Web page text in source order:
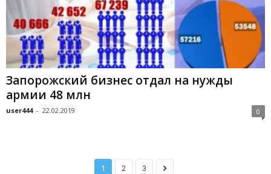
Запорожский бизнес отдал на нужды
армии 48 млн
user444 - 22.02.2019 0
1 2 3